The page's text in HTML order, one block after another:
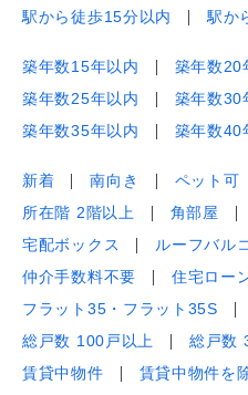
駅から徒歩15分以内
駅か
築年数15年以内
築年数20
築年数25年以内
築年数30
築年数35年以内
築年数40
新着 南向き ペット可
所在階 2階以上
角部屋
宅配ボックス
ルーフバル
仲介手数料不要
住宅ロー
フラット35・フラット35S
総戸数 100戸以上
総戸数
賃貸中物件
賃貸中物件を